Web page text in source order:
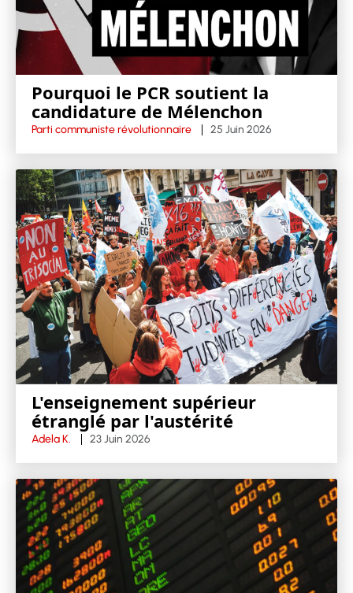
Pourquoi le PCR soutient la
candidature de Mélenchon
Parti communiste révolutionnaire 25 Juin 2026
L'enseignement supérieur
étranglé par l'austérité
Adela K. 23 Juin 2026